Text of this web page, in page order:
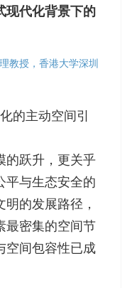
现代化背景下的
教授，香港大学深圳
的主动空间引
的跃升，更关乎
平与生态安全的
的发展路径，
最密集的空间节
空间包容性已成